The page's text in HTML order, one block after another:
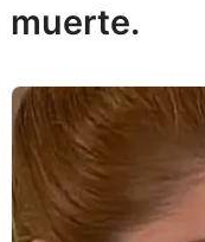
muerte.